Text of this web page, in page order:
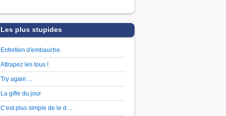
Les plus stupides
Entretien d'embauche.
Attrapez les tous !
Try again ...
La gifle du jour
C'est plus simple de le d ...